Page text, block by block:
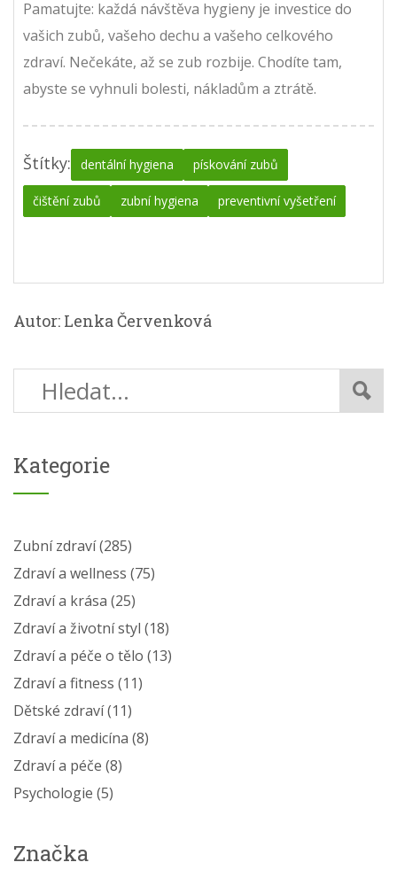
Pamatujte: každá návštěva hygieny je investice do
vašich zubů, vašeho dechu a vašeho celkového
zdraví. Nečekáte, až se zub rozbije. Chodíte tam,
abyste se vyhnuli bolesti, nákladům a ztrátě.
Štítky: dentální hygiena pískování zubů
čištění zubů zubní hygiena preventivní vyšetření
Autor: Lenka Červenková
Kategorie
Zubní zdraví(285)
Zdraví a wellness (75)
Zdraví a krása (25)
Zdraví a životní styl (18)
Zdraví a péče o tělo (13)
Zdraví a fitness (11)
Dětské zdraví(11)
Zdraví a medicína (8)
Zdraví a péče (8)
Psychologie (5)
Značka